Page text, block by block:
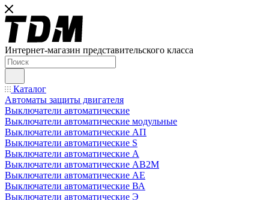
Интернет-магазин представительского класса
Каталог
Автоматы защиты двигателя
Выключатели автоматические
Выключатели автоматические модульные
Выключатели автоматические АП
Выключатели автоматические S
Выключатели автоматические А
Выключатели автоматические АВ2М
Выключатели автоматические АЕ
Выключатели автоматические ВА
Выключатели автоматические Э